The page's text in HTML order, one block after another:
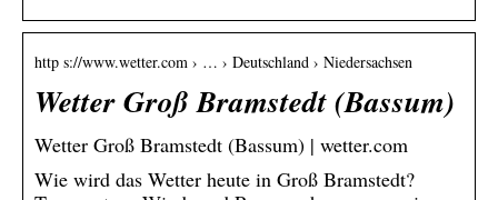
http s://www.wetter.com › … › Deutschland › Niedersachsen
Wetter Groß Bramstedt (Bassum)
Wetter Groß Bramstedt (Bassum) | wetter.com
Wie wird das Wetter heute in Groß Bramstedt?